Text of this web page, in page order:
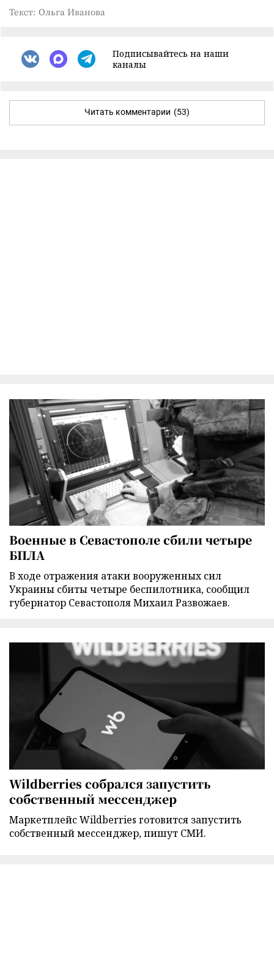
Текст: Ольга Иванова
Подписывайтесь на наши
каналы
Читать комментарии (53)
Военные в Севастополе сбили четыре
БПЛА
В ходе отражения атаки вооруженных сил
Украины сбиты четыре беспилотника, сообщил
губернатор Севастополя Михаил Развожаев.
Wildberries собрался запустить
собственный мессенджер
Маркетплейс Wildberries готовится запустить
собственный мессенджер, пишут СМИ.